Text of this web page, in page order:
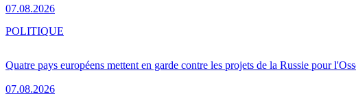
07.08.2026
Quatre pays européens mettent en garde contre les projets de la Russie pour
07.08.2026
POLITIQUE